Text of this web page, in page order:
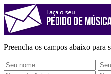
Preencha os campos abaixo para